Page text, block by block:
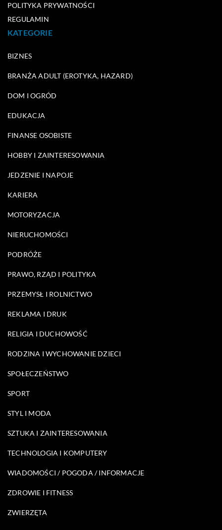
POLITYKA PRYWATNOŚCI
REGULAMIN
KATEGORIE
BIZNES
BRANŻA ADULT (EROTYKA, HAZARD)
DOM I OGRÓD
EDUKACJA
FINANSE OSOBISTE
HOBBY I ZAINTERESOWANIA
JEDZENIE I NAPOJE
KARIERA
MOTORYZACJA
NIERUCHOMOŚCI
PODRÓŻE
PRAWO, RZĄD I POLITYKA
PRZEMYSŁ I ROLNICTWO
REKLAMA I DRUK
RELIGIA I DUCHOWOŚĆ
RODZINA I WYCHOWANIE DZIECI
SPOŁECZEŃSTWO
SPORT
STYL I MODA
SZTUKA I ZAINTERESOWANIA
TECHNOLOGIA I KOMPUTERY
WIADOMOŚCI / POGODA / INFORMACJE
ZDROWIE I FITNESS
ZWIERZĘTA